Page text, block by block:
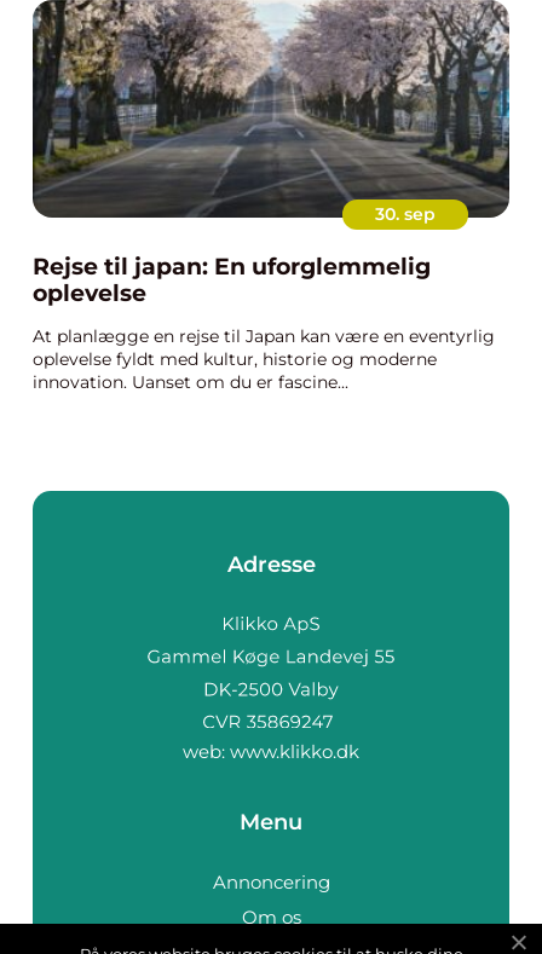
30. sep
Rejse til japan: En uforglemmelig
oplevelse
At planlægge en rejse til Japan kan være en eventyrlig
oplevelse fyldt med kultur, historie og moderne
innovation. Uanset om du er fascine...
Adresse
web: www.klikko.dk
Menu
Annoncering
Om os